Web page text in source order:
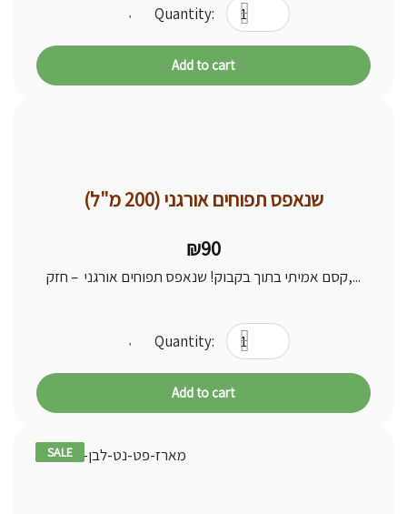
Add to cart
שנאפס תפוחים אורגני (200 מ"ל)
₪90
קסם אמיתי בתוך בקבוק! שנאפס תפוחים אורגני – חזק,...
Add to cart
SALE